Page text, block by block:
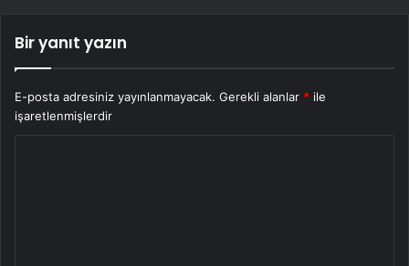
Bir yanıt yazın
E-posta adresiniz yayınlanmayacak. Gerekli alanlar * ile
işaretlenmişlerdir